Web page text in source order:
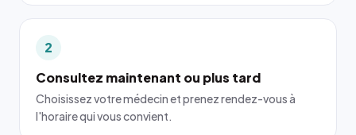
2
Consultez maintenant ou plus tard
Choisissez votre médecin et prenez rendez-vous à
l'horaire qui vous convient.